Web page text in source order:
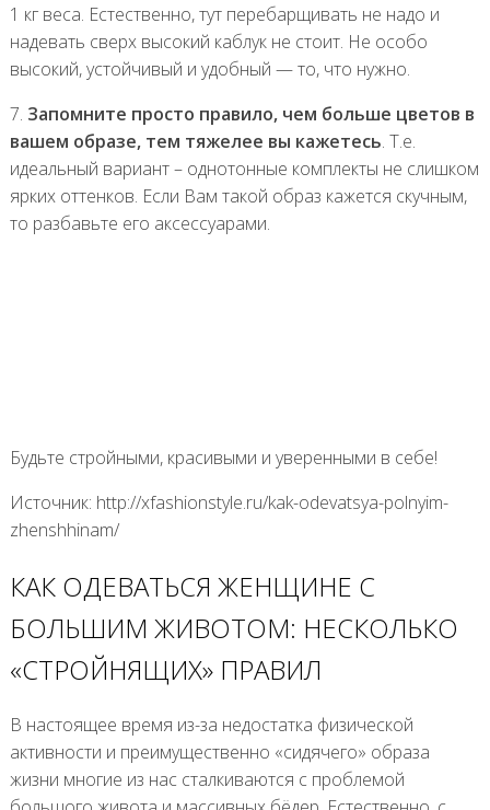
1 кг веса. Естественно, тут перебарщивать не надо и
надевать сверх высокий каблук не стоит. Не особо
высокий, устойчивый и удобный — то, что нужно.
7. Запомните просто правило, чем больше цветов в
вашем образе, тем тяжелее вы кажетесь. Т.е.
идеальный вариант – однотонные комплекты не слишком
ярких оттенков. Если Вам такой образ кажется скучным,
то разбавьте его аксессуарами.
Будьте стройными, красивыми и уверенными в себе!
Источник: http://xfashionstyle.ru/kak-odevatsya-polnyim-
zhenshhinam/
КАК ОДЕВАТЬСЯ ЖЕНЩИНЕ С
БОЛЬШИМ ЖИВОТОМ: НЕСКОЛЬКО
«СТРОЙНЯЩИХ» ПРАВИЛ
В настоящее время из-за недостатка физической
активности и преимущественно «сидячего» образа
жизни многие из нас сталкиваются с проблемой